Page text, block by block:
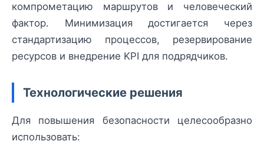
компрометацию маршрутов и человеческий
фактор. Минимизация достигается через
стандартизацию процессов, резервирование
ресурсов и внедрение KPI для подрядчиков.
Технологические решения
Для повышения безопасности целесообразно
использовать: